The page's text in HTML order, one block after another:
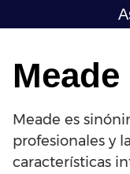
al
Meade es
profesionales y la
características